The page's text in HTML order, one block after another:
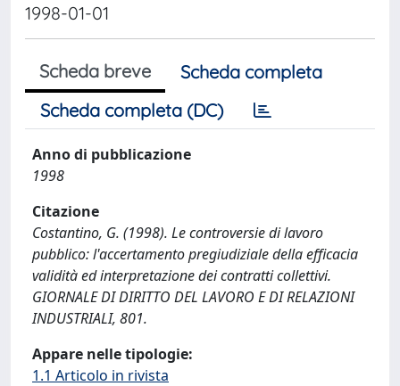
1998-01-01
Scheda breve
Scheda completa
Scheda completa (DC)
Anno di pubblicazione
1998
Citazione
Costantino, G. (1998). Le controversie di lavoro
pubblico: l'accertamento pregiudiziale della efficacia
validità ed interpretazione dei contratti collettivi.
GIORNALE DI DIRITTO DEL LAVORO E DI RELAZIONI
INDUSTRIALI, 801.
Appare nelle tipologie:
1.1 Articolo in rivista